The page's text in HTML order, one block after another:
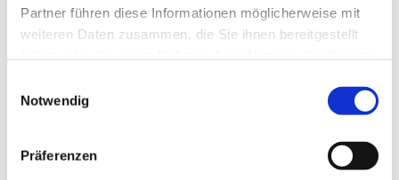
Partner führen diese Informationen möglicherweise mit
weiteren Daten zusammen, die Sie ihnen bereitgestellt
Notwendig
Präferenzen
Dies könnte Sie auch